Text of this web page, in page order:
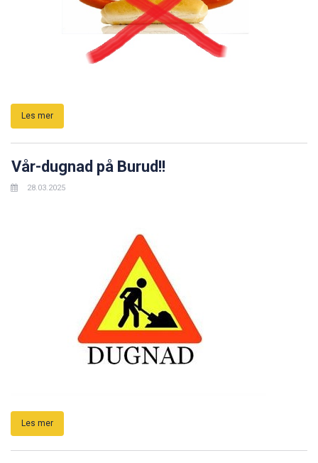
Les mer
Vår-dugnad på Burud!!
28.03.2025
Les mer